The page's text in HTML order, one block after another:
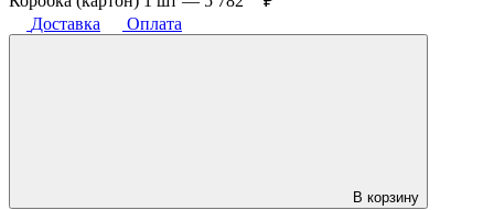
Доставка
Оплата
В корзину